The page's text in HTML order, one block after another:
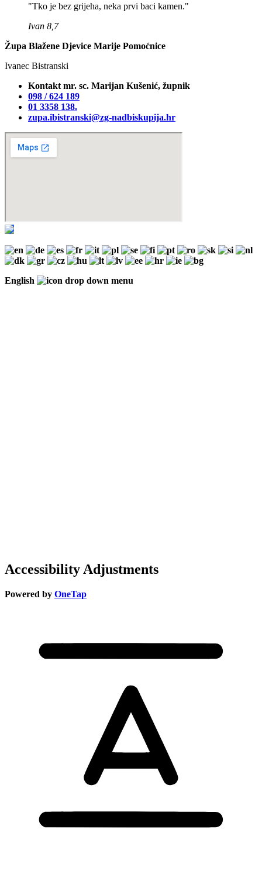
"Tko je bez grijeha, neka prvi baci kamen."
Ivan 8,7
Župa Blažene Djevice Marije Pomoćnice
Ivanec Bistranski
Kontakt mr. sc. Marijan Kušenić, župnik
098 / 624 189
01 3358 138‬.
zupa.ibistranski@zg-nadbiskupija.hr
English
Accessibility Adjustments
Powered by OneTap